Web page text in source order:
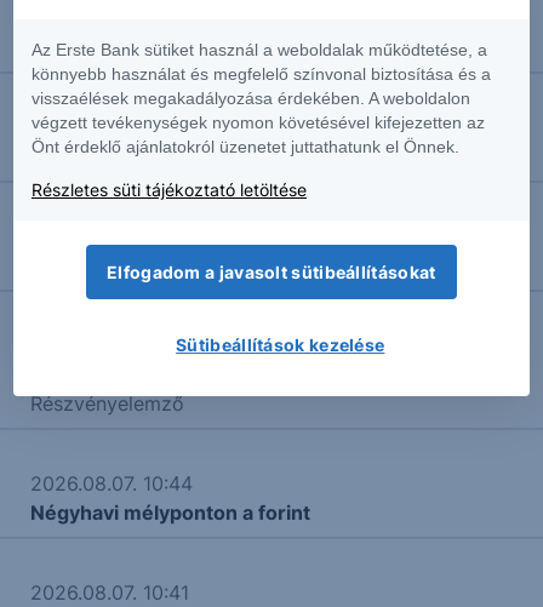
Nasdaq: Falba ütközött
2026.08.07. 15:09
DAX: Lendületbe jött
Heti Menü
2026.08.07. 11:35
Részvényelemző
2026.08.07. 10:44
Négyhavi mélyponton a forint
2026.08.07. 10:41
Az Erste Bank sütiket használ a weboldalak működtetése, a
könnyebb használat és megfelelő színvonal biztosítása és a
visszaélések megakadályozása érdekében. A weboldalon
végzett tevékenységek nyomon követésével kifejezetten az
Önt érdeklő ajánlatokról üzenetet juttathatunk el Önnek.
Részletes süti tájékoztató letöltése
Elfogadom a javasolt sütibeállításokat
Sütibeállítások kezelése